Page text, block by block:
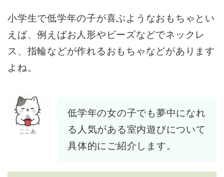
小学生で低学年の子が喜ぶようなおもちゃとい
えば、例えばお人形やビーズなどでネックレ
ス、指輪などが作れるおもちゃなどがあります
よね。
ここあ
低学年の女の子でも夢中になれ
る人気がある室内遊びについて
具体的にご紹介します。